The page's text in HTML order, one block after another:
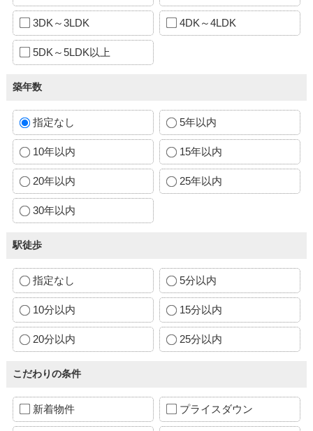
3DK～3LDK 4DK～4LDK
5DK～5LDK以上
築年数
指定なし 5年以内
10年以内 15年以内
20年以内 25年以内
30年以内
駅徒歩
指定なし 5分以内
10分以内 15分以内
20分以内 25分以内
こだわりの条件
新着物件 プライスダウン